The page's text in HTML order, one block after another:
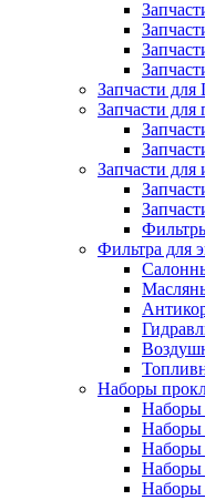
Запчасти
Запчасти для
Запчасти
Фильтра для
Наборы
Наборы
Наборы
Наборы
Наборы
Наборы